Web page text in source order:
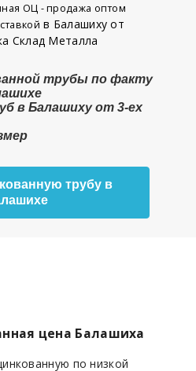
ОЦ - продажа оптом
в Балашиху от
Склад Металла
трубы по факту
в Балашиху от 3-ех
трубу в
цена Балашиха
по низкой